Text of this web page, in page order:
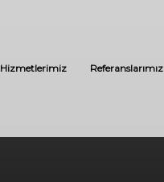
Hizmetlerimiz Referanslarımız